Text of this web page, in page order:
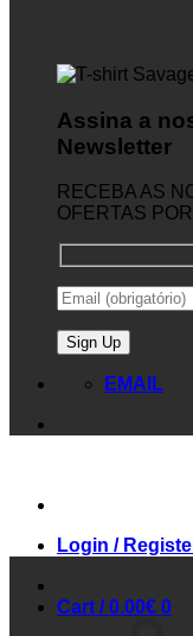
Assina a
Newsletter
RECEBA AS
OFERTAS
EMAIL
Login /
Cart /0.00€ 0